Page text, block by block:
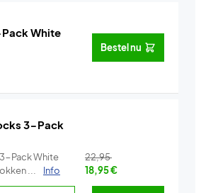
White
Bestel nu
3-Pack
Pack White
...
Info
22,95
18,95€